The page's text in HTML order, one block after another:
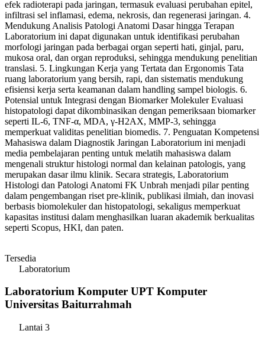
efek radioterapi pada jaringan, termasuk evaluasi perubahan epitel,
infiltrasi sel inflamasi, edema, nekrosis, dan regenerasi jaringan. 4.
Mendukung Analisis Patologi Anatomi Dasar hingga Terapan
Laboratorium ini dapat digunakan untuk identifikasi perubahan
morfologi jaringan pada berbagai organ seperti hati, ginjal, paru,
mukosa oral, dan organ reproduksi, sehingga mendukung penelitian
translasi. 5. Lingkungan Kerja yang Tertata dan Ergonomis Tata
ruang laboratorium yang bersih, rapi, dan sistematis mendukung
efisiensi kerja serta keamanan dalam handling sampel biologis. 6.
Potensial untuk Integrasi dengan Biomarker Molekuler Evaluasi
histopatologi dapat dikombinasikan dengan pemeriksaan biomarker
seperti IL-6, TNF-α, MDA, γ-H2AX, MMP-3, sehingga
memperkuat validitas penelitian biomedis. 7. Penguatan Kompetensi
Mahasiswa dalam Diagnostik Jaringan Laboratorium ini menjadi
media pembelajaran penting untuk melatih mahasiswa dalam
mengenali struktur histologi normal dan kelainan patologis, yang
merupakan dasar ilmu klinik. Secara strategis, Laboratorium
Histologi dan Patologi Anatomi FK Unbrah menjadi pilar penting
dalam pengembangan riset pre-klinik, publikasi ilmiah, dan inovasi
berbasis biomolekuler dan histopatologi, sekaligus memperkuat
kapasitas institusi dalam menghasilkan luaran akademik berkualitas
seperti Scopus, HKI, dan paten.
Tersedia
Laboratorium
Laboratorium Komputer UPT Komputer
Universitas Baiturrahmah
Lantai 3